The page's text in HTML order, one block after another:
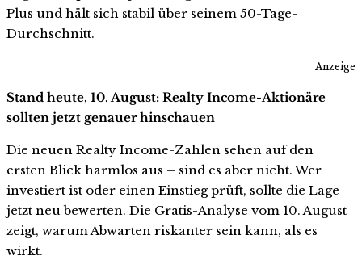
Plus und hält sich stabil über seinem 50-Tage-
Durchschnitt.
Anzeige
Stand heute, 10. August: Realty Income-Aktionäre
sollten jetzt genauer hinschauen
Die neuen Realty Income-Zahlen sehen auf den
ersten Blick harmlos aus – sind es aber nicht. Wer
investiert ist oder einen Einstieg prüft, sollte die Lage
jetzt neu bewerten. Die Gratis-Analyse vom 10. August
zeigt, warum Abwarten riskanter sein kann, als es
wirkt.